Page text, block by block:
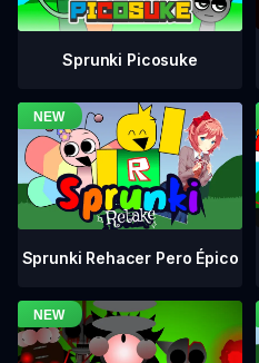
Sprunki Picosuke
Sprunki Rehacer Pero Épico